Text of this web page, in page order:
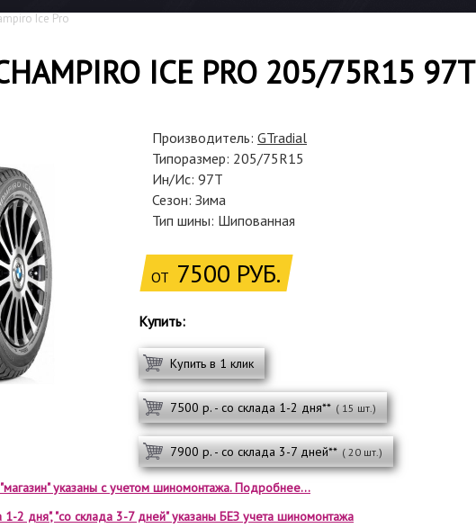
Ice Pro
ICE PRO 205/75R15 97T
Производитель: GTradial
Типоразмер: 205/75R15
Ин/Ис: 97T
Сезон: Зима
Тип шины: Шипованная
ОТ 7500 РУБ.
Купить:
Купить в 1 клик
7500 р. - со склада 1-2 дня** ( 15 шт.)
7900 р. - со склада 3-7 дней** ( 20 шт.)
указаны с учетом шиномонтажа. Подробнее...
2 дня", "со склада 3-7 дней" указаны БЕЗ учета шиномонтажа